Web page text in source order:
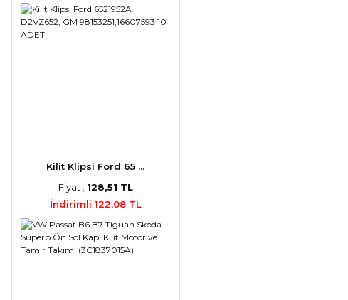
Kilit Klipsi Ford 65 ...
Fiyat : 128,51 TL
İndirimli 122,08 TL